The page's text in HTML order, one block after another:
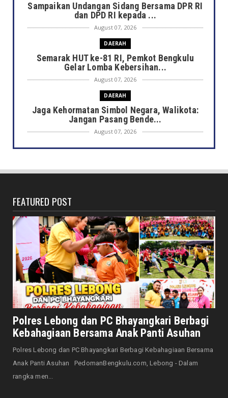
Sampaikan Undangan Sidang Bersama DPR RI
dan DPD RI kepada ...
August 07, 2026
DAERAH
Semarak HUT ke-81 RI, Pemkot Bengkulu
Gelar Lomba Kebersihan...
August 07, 2026
DAERAH
Jaga Kehormatan Simbol Negara, Walikota:
Jangan Pasang Bende...
August 07, 2026
DAERAH
Bagikan 5.000 Bendera ...
Saat Amal Masjid Keliru, Nasib Negeri
Mengharu-biru
August 07, 2026
HONDA
Honda CUV e: Motor Listrik Canggih, Penuh
Keunggulan dan Sia...
August 07, 2026
NASIONAL
Senator Leni John Latief: Saatnya
Mengutamakan Rehabilitasi
NASIONAL
Prabowo Apresiasi Teknologi Genteng Ramah
FEATURED POST
Polres Lebong dan PC Bhayangkari Berbagi
Kebahagiaan Bersama Anak Panti Asuhan
Polres Lebong dan PC Bhayangkari Berbagi Kebahagiaan Bersama
Anak Panti Asuhan PedomanBengkulu.com, Lebong - Dalam
rangka men...